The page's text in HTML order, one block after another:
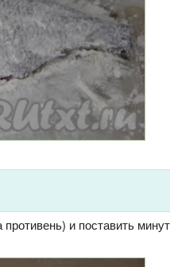
и поставить